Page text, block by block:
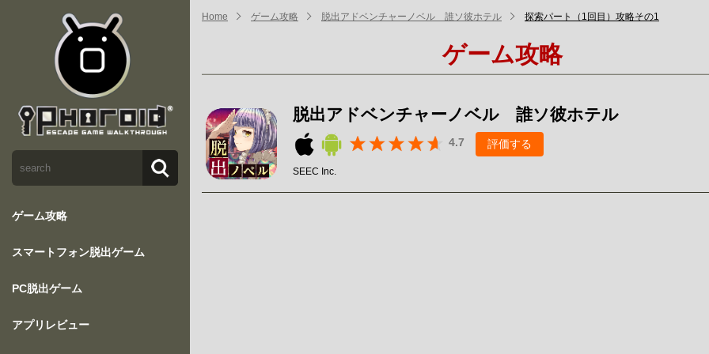
ゲーム攻略
スマートフォン脱出ゲーム
PC脱出ゲーム
アプリレビュー
Home ゲーム攻略 脱出アドベンチャーノベル 誰ソ彼ホテル 探索パート（1回目）攻略その1
ゲーム攻略
脱出アドベンチャーノベル 誰ソ彼ホテル
4.7 評価する
SEEC Inc.